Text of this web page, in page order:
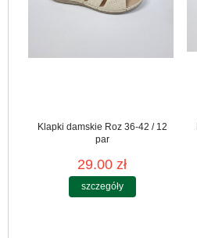
Klapki damskie Roz 36-42 / 12
par
29.00 zł
szczegóły